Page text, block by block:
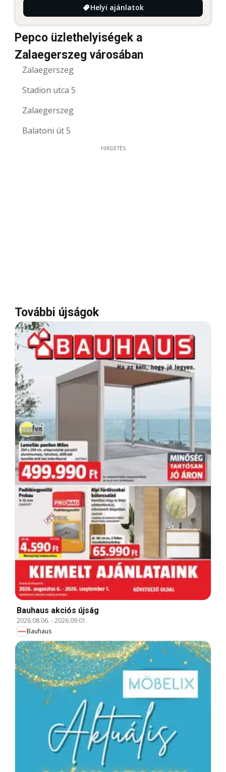
Helyi ajánlatok
Pepco üzlethelyiségek a
Zalaegerszeg városában
Zalaegerszeg
Stadion utca 5
Zalaegerszeg
Balatoni út 5
HIRDETÉS
További újságok
Bauhaus akciós újság
2026.08.06. -2026.09.01.
Bauhaus